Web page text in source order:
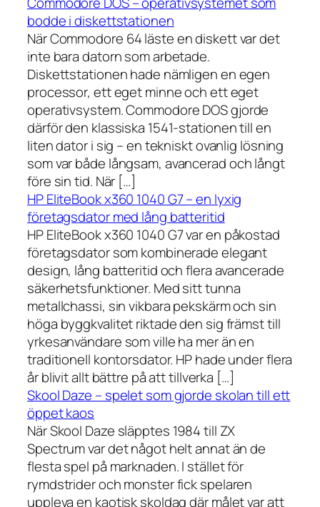
bodde i diskettstationen
När Commodore 64 läste en diskett var det
inte bara datorn som arbetade.
Diskettstationen hade nämligen en egen
processor, ett eget minne och ett eget
operativsystem. Commodore DOS gjorde
därför den klassiska 1541-stationen till en
liten dator i sig – en tekniskt ovanlig lösning
som var både långsam, avancerad och långt
före sin tid. När […]
HP EliteBook x360 1040 G7 – en lyxig
företagsdator med lång batteritid
HP EliteBook x360 1040 G7 var en påkostad
företagsdator som kombinerade elegant
design, lång batteritid och flera avancerade
säkerhetsfunktioner. Med sitt tunna
metallchassi, sin vikbara pekskärm och sin
höga byggkvalitet riktade den sig främst till
yrkesanvändare som ville ha mer än en
traditionell kontorsdator. HP hade under flera
år blivit allt bättre på att tillverka […]
Skool Daze – spelet som gjorde skolan till ett
öppet kaos
När Skool Daze släpptes 1984 till ZX
Spectrum var det något helt annat än de
flesta spel på marknaden. I stället för
rymdstrider och monster fick spelaren
uppleva en kaotisk skoldag där målet var att